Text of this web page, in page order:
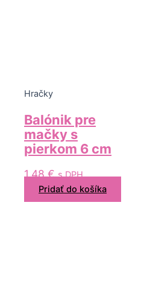
Hračky
Balónik pre
mačky s
pierkom 6 cm
1,48€ s DPH
Pridať do košíka